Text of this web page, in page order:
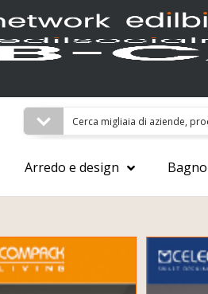
Arredo e design Bagno